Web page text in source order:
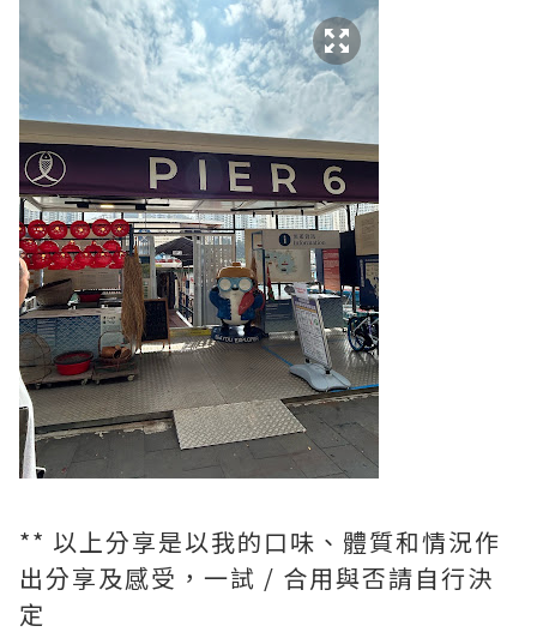
** 以上分享是以我的口味、體質和情況作
出分享及感受，一試 / 合用與否請自行決
定